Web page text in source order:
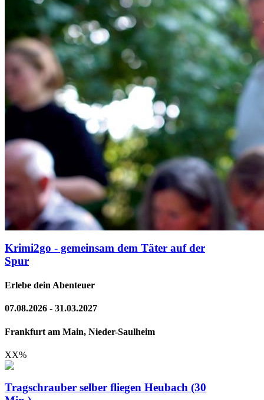
Krimi2go - gemeinsam dem Täter auf der
Spur
Erlebe dein Abenteuer
07.08.2026 - 31.03.2027
Frankfurt am Main, Nieder-Saulheim
XX%
Tragschrauber selber fliegen Heubach (30